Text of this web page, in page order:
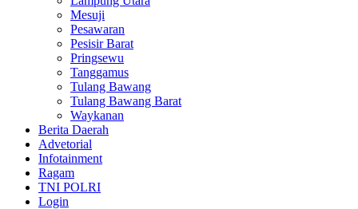
Mesuji
Pesawaran
Pesisir Barat
Pringsewu
Tanggamus
Tulang Bawang
Tulang Bawang Barat
Waykanan
Berita Daerah
Advetorial
Infotainment
Ragam
TNI POLRI
Login